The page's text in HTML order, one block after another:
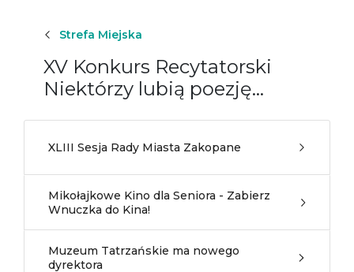
Strefa Miejska
XV Konkurs Recytatorski
Niektórzy lubią poezję...
XLIII Sesja Rady Miasta Zakopane
Mikołajkowe Kino dla Seniora - Zabierz
Wnuczka do Kina!
Muzeum Tatrzańskie ma nowego
dyrektora